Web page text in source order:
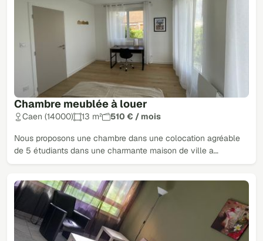
Chambre meublée à louer
Caen (14000) 13 m² 510 € / mois
Nous proposons une chambre dans une colocation agréable
de 5 étudiants dans une charmante maison de ville a…